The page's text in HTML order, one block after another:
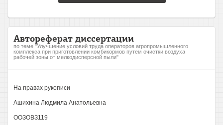
Автореферат диссертации
по теме "Улучшение условий труда операторов агропромышленного
комплекса при приготовлении комбикормов путем очистки воздуха
рабочей зоны от мелкодисперсной пыли"
На правах рукописи
Ашихина Людмила Анатольевна
ООЗОВЗ119